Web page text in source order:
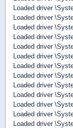
Loaded driver
Loaded driver
Loaded driver
Loaded driver
Loaded driver
Loaded driver
Loaded driver
Loaded driver
Loaded driver
Loaded driver
Loaded driver
Loaded driver
Loaded driver